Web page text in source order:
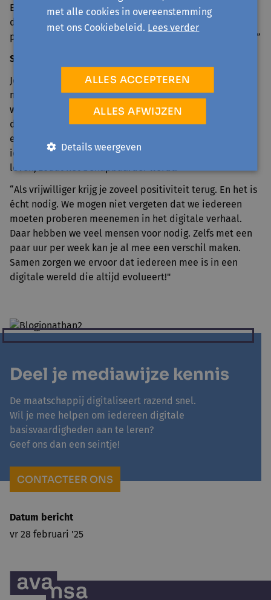
En er zijn inderdaad gevaren op het internet, maar wij
delen de nodige tips en tricks. En we focussen ook op
plezier: er is heel veel mogelijk met nieuwe technologie.”
Samen bijleren
Jonathan deelt niet alleen zijn kennis, hij doet ook zelf
nieuwe inzichten op. “Ik wist al dat voordoen belangrijk
was, maar ik heb echt geleerd om niet te snel te denken
dat iets vanzelfsprekend is. Bijvoorbeeld: uitleggen wat
een appstore is. Dat lijkt simpel, maar niet voor
iedereen. Dan zoek ik een vergelijking met het echte
leven, zodat het behapbaarder wordt.”
“Als vrijwilliger krijg je zoveel positiviteit terug. En het is
écht nodig. We mogen niet vergeten dat we iedereen
moeten proberen meenemen in het digitale verhaal.
Daar hebben we veel mensen voor nodig. Zelfs met een
paar uur per week kan je al mee een verschil maken.
Samen zorgen we ervoor dat iedereen mee is in een
digitale wereld die altijd evolueert!"
Deel je mediawijze kennis
De maatschappij digitaliseert razend snel.
Wil je mee helpen om iedereen digitale
basisvaardigheden aan te leren?
Geef ons dan een seintje!
CONTACTEER ONS
Datum bericht
vr 28 februari '25
met alle cookies in overeenstemming
met ons Cookiebeleid. Lees verder
ALLES ACCEPTEREN
ALLES AFWIJZEN
Details weergeven